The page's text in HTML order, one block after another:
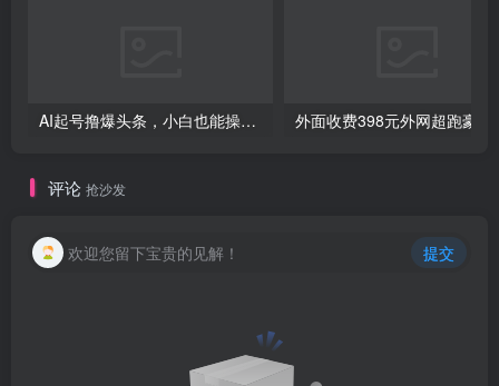
AI起号撸爆头条，小白也能操作，日入2000+
评论 抢沙发
欢迎您留下宝贵的见解！ 提交